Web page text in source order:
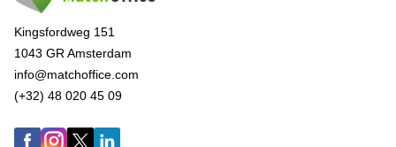
Kingsfordweg 151
1043 GR Amsterdam
info@matchoffice.com
(+32) 48 020 45 09